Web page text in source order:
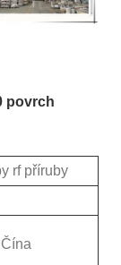
povrch
rf příruby
Čína